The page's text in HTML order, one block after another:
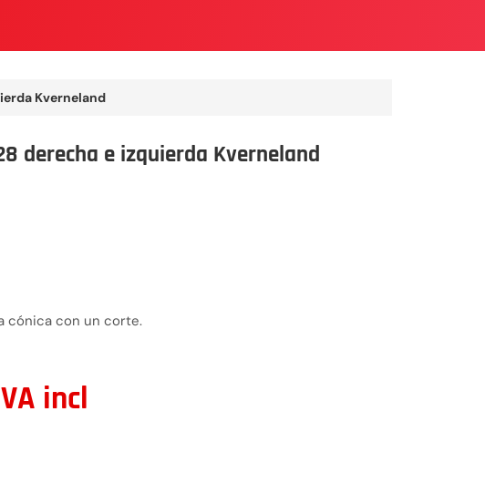
Kverneland
derecha e izquierda Kverneland
cónica con un corte.
incl